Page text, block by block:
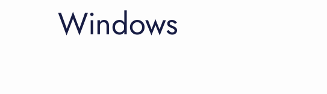
Windows